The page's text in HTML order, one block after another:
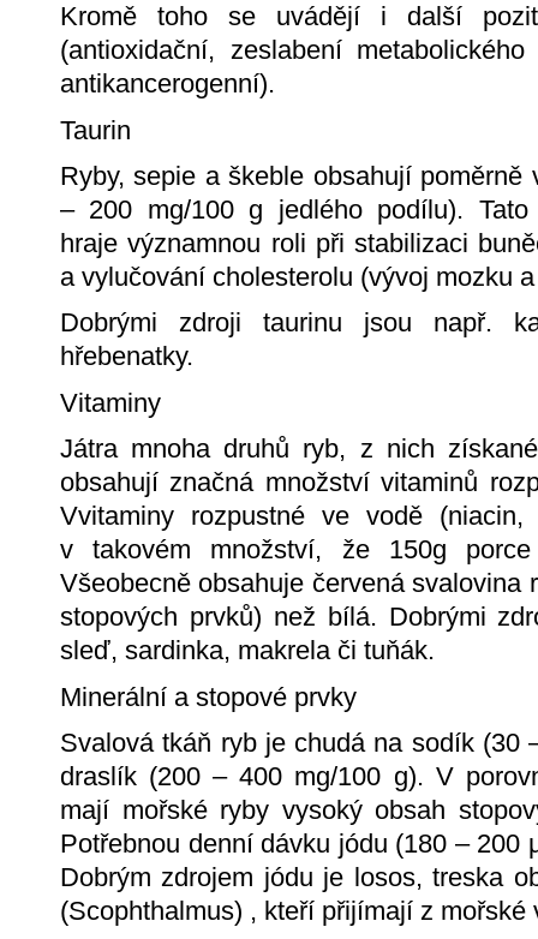
Kromě toho se uvádějí i další
(antioxidační, zeslabení
antikancerogenní).
Taurin
Ryby, sepie a škeble obsahují
– 200 mg/100 g jedlého podílu). Tato
hraje významnou roli při stabilizaci
a vylučování cholesterolu (vývoj mozku
Dobrými zdroji taurinu jsou např.
hřebenatky.
Vitaminy
Játra mnoha druhů ryb, z nich
obsahují značná množství vitaminů
Vvitaminy rozpustné ve vodě
v takovém množství, že 150g
Všeobecně obsahuje červená svalovina
stopových prvků) než bílá. Dobrými
sleď, sardinka, makrela či tuňák.
Minerální a stopové prvky
Svalová tkáň ryb je chudá na sodík (30
draslík (200 – 400 mg/100 g). V
mají mořské ryby vysoký obsah
Potřebnou denní dávku jódu (180 – 200
Dobrým zdrojem jódu je losos, treska
(Scophthalmus) , kteří přijímají z mořské